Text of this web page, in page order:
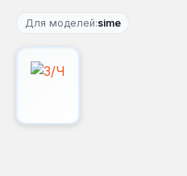
Для моделей:sime